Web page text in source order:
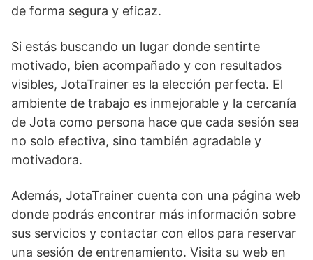
de forma segura y eficaz.
Si estás buscando un lugar donde sentirte
motivado, bien acompañado y con resultados
visibles, JotaTrainer es la elección perfecta. El
ambiente de trabajo es inmejorable y la cercanía
de Jota como persona hace que cada sesión sea
no solo efectiva, sino también agradable y
motivadora.
Además, JotaTrainer cuenta con una página web
donde podrás encontrar más información sobre
sus servicios y contactar con ellos para reservar
una sesión de entrenamiento. Visita su web en